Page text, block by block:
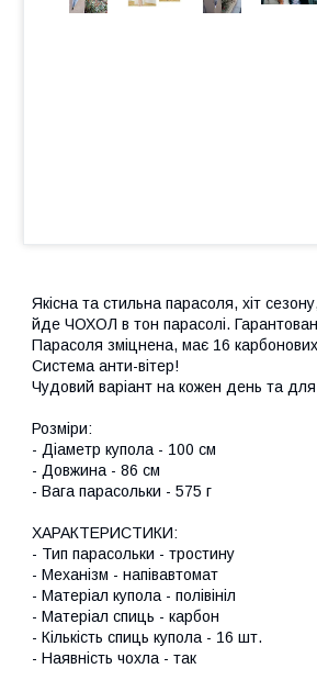
Якісна та стильна парасоля, хіт
йде ЧОХОЛ в тон парасолі.
Парасоля зміцнена, має 16
Система анти-вітер!
Чудовий варіант на кожен день та для
Розміри:
- Діаметр купола - 100 см
- Довжина - 86 см
- Вага парасольки - 575 г
ХАРАКТЕРИСТИКИ:
- Тип парасольки - тростину
- Механізм - напівавтомат
- Матеріал купола - полівініл
- Матеріал спиць - карбон
- Кількість спиць купола - 16 шт.
- Наявність чохла - так